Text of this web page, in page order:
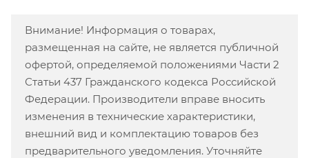
Внимание! Информация о товарах,
размещенная на сайте, не является публичной
офертой, определяемой положениями Части 2
Статьи 437 Гражданского кодекса Российской
Федерации. Производители вправе вносить
изменения в технические характеристики,
внешний вид и комплектацию товаров без
предварительного уведомления. Уточняйте